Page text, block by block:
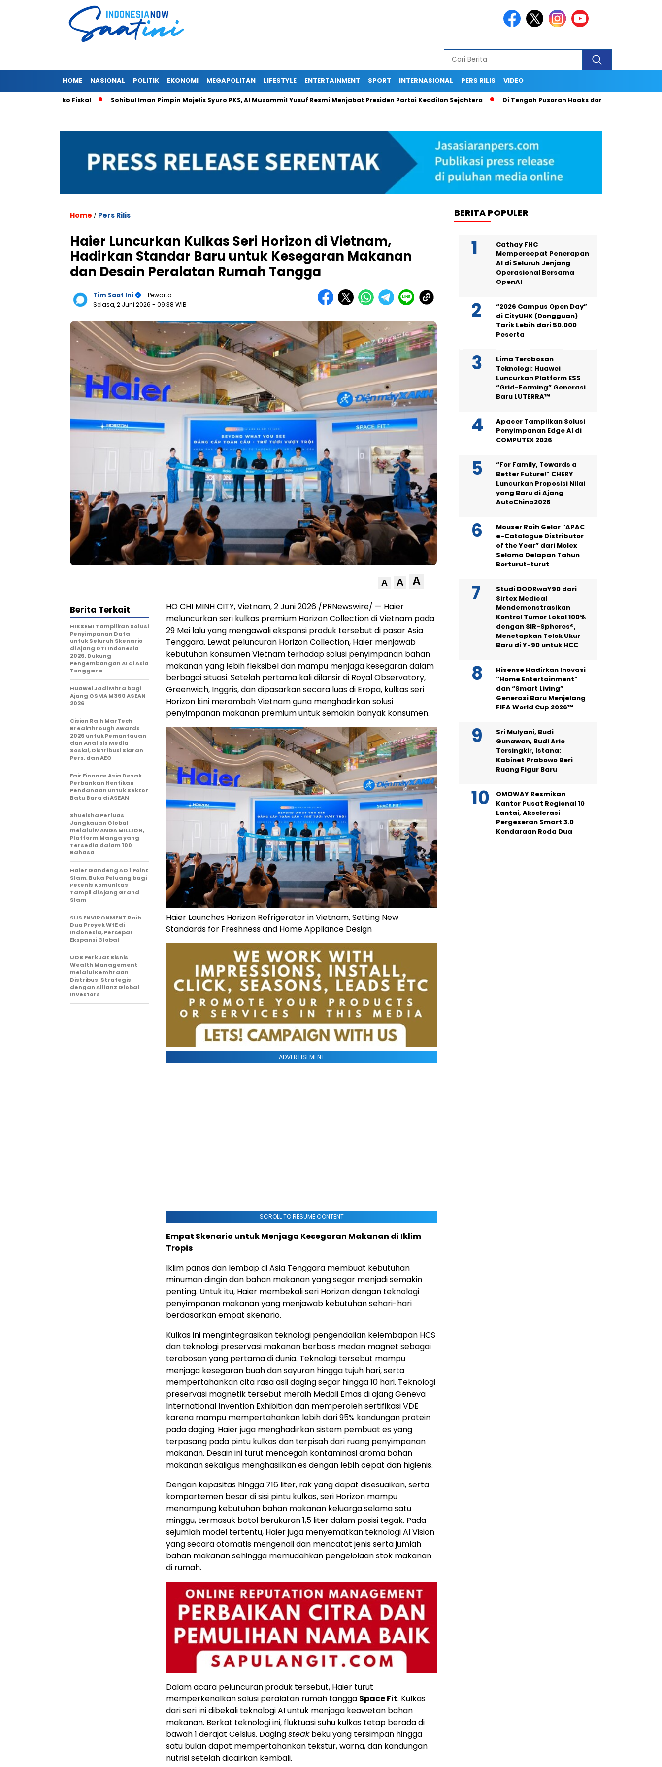
HOME NASIONAL POLITIK EKONOMI MEGAPOLITAN LIFESTYLE ENTERTAINMENT SPORT INTERNASIONAL PERS RILIS VIDEO
Sohibul Iman Pimpin Majelis Syuro PKS, Al Muzammil Yusuf Resmi Menjabat Presiden Partai Keadilan Sejahtera Di Tengah Pusaran Hoaks dan Gugatan Hukum, Secarik
Home / Pers Rilis
Haier Luncurkan Kulkas Seri Horizon di Vietnam,
Hadirkan Standar Baru untuk Kesegaran Makanan
dan Desain Peralatan Rumah Tangga
Tim Saat Ini
- Pewarta
Selasa, 2 Juni 2026 - 09:38 WIB
A A A
HO CHI MINH CITY, Vietnam, 2 Juni 2026 /PRNewswire/ — Haier
meluncurkan seri kulkas premium Horizon Collection di Vietnam pada
29 Mei lalu yang mengawali ekspansi produk tersebut di pasar Asia
Tenggara. Lewat peluncuran Horizon Collection, Haier menjawab
kebutuhan konsumen Vietnam terhadap solusi penyimpanan bahan
makanan yang lebih fleksibel dan mampu menjaga kesegaran dalam
berbagai situasi. Setelah pertama kali dilansir di Royal Observatory,
Greenwich, Inggris, dan dipasarkan secara luas di Eropa, kulkas seri
Horizon kini merambah Vietnam guna menghadirkan solusi
penyimpanan makanan premium untuk semakin banyak konsumen.
Haier Launches Horizon Refrigerator in Vietnam, Setting New
Standards for Freshness and Home Appliance Design
ADVERTISEMENT
SCROLL TO RESUME CONTENT
Empat Skenario untuk Menjaga Kesegaran Makanan di Iklim
Tropis
Iklim panas dan lembap di Asia Tenggara membuat kebutuhan
minuman dingin dan bahan makanan yang segar menjadi semakin
penting. Untuk itu, Haier membekali seri Horizon dengan teknologi
penyimpanan makanan yang menjawab kebutuhan sehari-hari
berdasarkan empat skenario.
Kulkas ini mengintegrasikan teknologi pengendalian kelembapan HCS
dan teknologi preservasi makanan berbasis medan magnet sebagai
terobosan yang pertama di dunia. Teknologi tersebut mampu
menjaga kesegaran buah dan sayuran hingga tujuh hari, serta
mempertahankan cita rasa asli daging segar hingga 10 hari. Teknologi
preservasi magnetik tersebut meraih Medali Emas di ajang Geneva
International Invention Exhibition dan memperoleh sertifikasi VDE
karena mampu mempertahankan lebih dari 95% kandungan protein
pada daging. Haier juga menghadirkan sistem pembuat es yang
terpasang pada pintu kulkas dan terpisah dari ruang penyimpanan
makanan. Desain ini turut mencegah kontaminasi aroma bahan
makanan sekaligus menghasilkan es dengan lebih cepat dan higienis.
Dengan kapasitas hingga 716 liter, rak yang dapat disesuaikan, serta
kompartemen besar di sisi pintu kulkas, seri Horizon mampu
menampung kebutuhan bahan makanan keluarga selama satu
minggu, termasuk botol berukuran 1,5 liter dalam posisi tegak. Pada
sejumlah model tertentu, Haier juga menyematkan teknologi AI Vision
yang secara otomatis mengenali dan mencatat jenis serta jumlah
bahan makanan sehingga memudahkan pengelolaan stok makanan
di rumah.
Dalam acara peluncuran produk tersebut, Haier turut
memperkenalkan solusi peralatan rumah tangga Space Fit. Kulkas
dari seri ini dibekali teknologi AI untuk menjaga keawetan bahan
makanan. Berkat teknologi ini, fluktuasi suhu kulkas tetap berada di
bawah 1 derajat Celsius. Dagingsteakbeku yang tersimpan hingga
satu bulan dapat mempertahankan tekstur, warna, dan kandungan
nutrisi setelah dicairkan kembali.
Berita Terkait
HIKSEMI Tampilkan Solusi
Penyimpanan Data
untuk Seluruh Skenario
di Ajang DTI Indonesia
2026, Dukung
Pengembangan AI di Asia
Tenggara
Huawei Jadi Mitra bagi
Ajang GSMA M360 ASEAN
2026
Cision Raih MarTech
Breakthrough Awards
2026 untuk Pemantauan
dan Analisis Media
Sosial, Distribusi Siaran
Pers, dan AEO
Fair Finance Asia Desak
Perbankan Hentikan
Pendanaan untuk Sektor
Batu Bara di ASEAN
Shueisha Perluas
Jangkauan Global
melalui MANGA MILLION,
Platform Manga yang
Tersedia dalam 100
Bahasa
Haier Gandeng AO 1 Point
Slam, Buka Peluang bagi
Petenis Komunitas
Tampil di Ajang Grand
Slam
SUS ENVIRONMENT Raih
Dua Proyek WtE di
Indonesia, Percepat
Ekspansi Global
UOB Perkuat Bisnis
Wealth Management
melalui Kemitraan
Distribusi Strategis
dengan Allianz Global
Investors
BERITA POPULER
Cathay FHC
Mempercepat Penerapan
AI di Seluruh Jenjang
Operasional Bersama
OpenAI
“2026 Campus Open Day”
di CityUHK (Dongguan)
Tarik Lebih dari 50.000
Peserta
Lima Terobosan
Teknologi: Huawei
Luncurkan Platform ESS
“Grid-Forming” Generasi
Baru LUTERRA™
Apacer Tampilkan Solusi
Penyimpanan Edge AI di
COMPUTEX 2026
“For Family, Towards a
Better Future!” CHERY
Luncurkan Proposisi Nilai
yang Baru di Ajang
AutoChina2026
Mouser Raih Gelar “APAC
e-Catalogue Distributor
of the Year” dari Molex
Selama Delapan Tahun
Berturut-turut
Studi DOORwaY90 dari
Sirtex Medical
Mendemonstrasikan
Kontrol Tumor Lokal 100%
dengan SIR-Spheres®,
Menetapkan Tolok Ukur
Baru di Y-90 untuk HCC
Hisense Hadirkan Inovasi
“Home Entertainment”
dan “Smart Living”
Generasi Baru Menjelang
FIFA World Cup 2026™
Sri Mulyani, Budi
Gunawan, Budi Arie
Tersingkir, Istana:
Kabinet Prabowo Beri
Ruang Figur Baru
OMOWAY Resmikan
Kantor Pusat Regional 10
Lantai, Akselerasi
Pergeseran Smart 3.0
Kendaraan Roda Dua